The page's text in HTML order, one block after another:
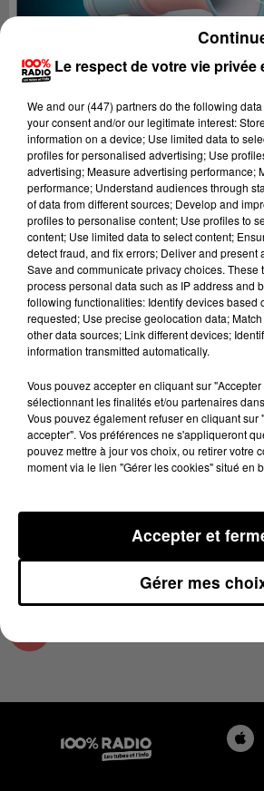
Lecture (4 min 10 sec)
100%
100% Radio les infos des Hautes-
6 novembre 2024 - 4 min 10 sec
LES INFOS DES HAUTES-
06/11/2024 À 07H30
Podcasts infos des Hautes-
Le respect de votre vie
We and our (447) partnersdo the following
your consent and/or our legitimate interest:
information on a device; Use limited data to
profiles for personalised advertising; Use
advertising; Measure advertising performance;
performance; Understand audiences through
of data from different sources; Develop and
profiles to personalise content; Use profiles to
content; Use limited data to select content;
detect fraud, and fix errors; Deliver and present
Save and communicate privacy choices. These
process personal data such as IP address and
following functionalities: Identify devices based
requested; Use precise geolocation data;
other data sources; Link different devices;
information transmitted automatically.
Vous pouvez accepter en cliquant sur
sélectionnant les finalités et/ou partenaires
Vous pouvez également refuser en cliquant sur
accepter". Vos préférences ne s'appliqueront
pouvez mettre à jour vos choix, ou retirer votre
moment via le lien "Gérer les cookies" situé en
Gérer mes
Accepter et